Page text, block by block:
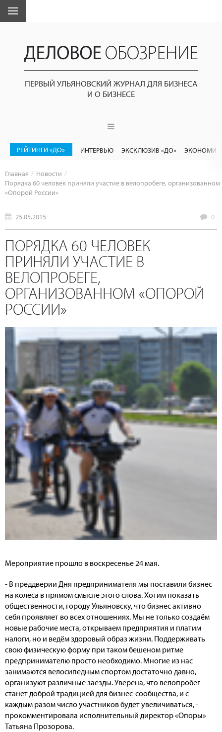
ПЕРВЫЙ УЛЬЯНОВСКИЙ ЖУРНАЛ ДЛЯ БИЗНЕСА
И О БИЗНЕСЕ
РЕЙТИНГИ «ДО» ИНТЕРВЬЮ ЭКСКЛЮЗИВ «ДО»
Главная
Новости
Порядка 60 человек приняли участие в велопробеге, организованном
«Опорой России»
25.05.2015 0
ПОРЯДКА 60 ЧЕЛОВЕК
ПРИНЯЛИ УЧАСТИЕ В
ВЕЛОПРОБЕГЕ,
ОРГАНИЗОВАННОМ «ОПОРОЙ
РОССИИ»
Мероприятие прошло в воскресенье 24 мая.
- В преддверии Дня предпринимателя мы поставили бизнес
на колеса в прямом смысле этого слова. Хотим показать
общественности, городу Ульяновску, что бизнес активно
себя проявляет во всех отношениях. Мы не только создаём
новые рабочие места, открываем предприятия и платим
налоги, но и ведём здоровый образ жизни. Поддерживать
свою физическую форму при таком бешеном ритме
предпринимателю просто необходимо. Многие из нас
занимаются велосипедным спортом достаточно давно,
организуют различные заезды. Уверена, что велопробег
станет доброй традицией для бизнес-сообщества, и с
каждым разом число участников будет увеличиваться, -
прокомментировала исполнительный директор «Опоры»
Татьяна Прозорова.